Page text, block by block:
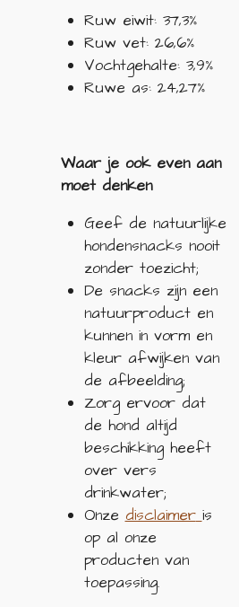
Ruw eiwit:37,3%
Ruw vet: 26,6%
Vochtgehalte:3,9%
Ruwe as: 24,27%
Waar je ook even aan
moet denken
Geef de natuurlijke
hondensnacks nooit
zonder toezicht;
De snacks zijn een
natuurproduct en
kunnen in vorm en
kleur afwijken van
de afbeelding;
Zorg ervoor dat
de hond altijd
beschikking heeft
over vers
drinkwater;
Onze disclaimer is
op al onze
producten van
toepassing.